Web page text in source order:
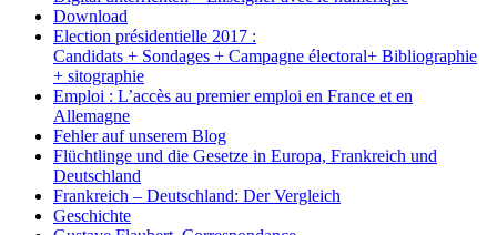
Download
Election présidentielle 2017 :
Candidats + Sondages + Campagne électoral+ Bibliographie
+ sitographie
Emploi : L’accès au premier emploi en France et en
Allemagne
Fehler auf unserem Blog
Flüchtlinge und die Gesetze in Europa, Frankreich und
Deutschland
Frankreich – Deutschland: Der Vergleich
Geschichte